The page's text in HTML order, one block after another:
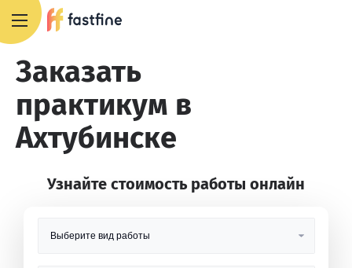
Заказать
практикум в
Ахтубинске
Узнайте стоимость работы онлайн